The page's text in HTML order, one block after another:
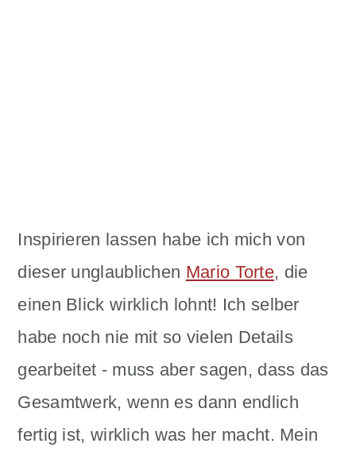
Inspirieren lassen habe ich mich von
dieser unglaublichen Mario Torte, die
einen Blick wirklich lohnt! Ich selber
habe noch nie mit so vielen Details
gearbeitet - muss aber sagen, dass das
Gesamtwerk, wenn es dann endlich
fertig ist, wirklich was her macht. Mein